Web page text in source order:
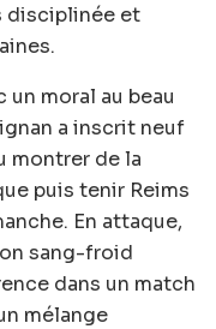
disciplinée et
un moral au beau
a inscrit neuf
montrer de la
puis tenir Reims
En attaque,
sang-froid
dans un match
mélange